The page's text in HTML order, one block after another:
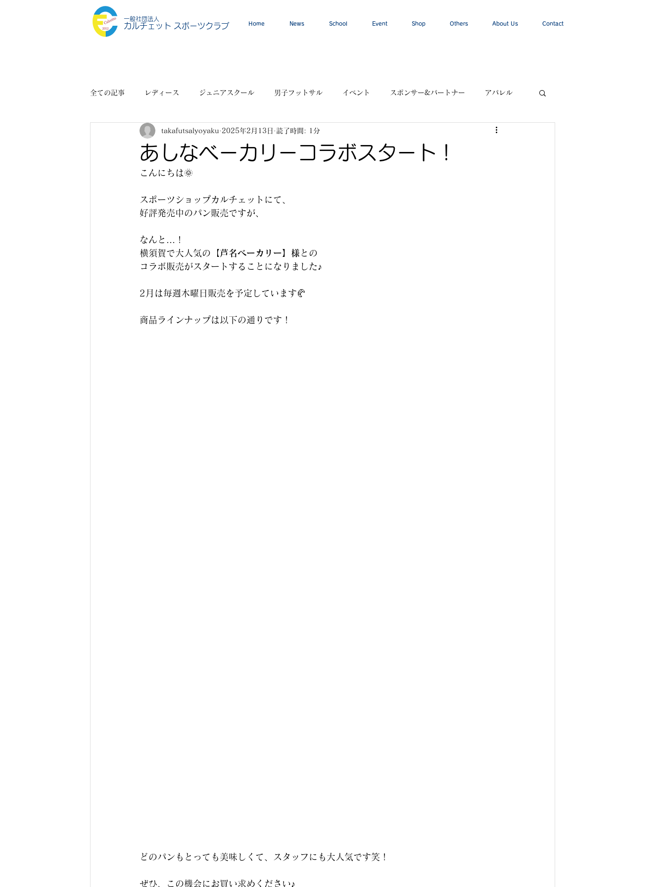
Home News School Event Shop Others About Us Contact
一般社団法人
カルチェット スポーツクラブ
全ての記事 レディース ジュニアスクール 男子フットサル イベント スポンサー&パートナー アパレル
スポーツショップ その他
あしなベーカリーコラボスタート！
takafutsalyoyaku 2025年2月13日 読了時間: 1分
こんにちは🌞
スポーツショップカルチェットにて、
好評発売中のパン販売ですが、
なんと…！
横須賀で大人気の【芦名ベーカリー】様 との
コラボ販売がスタートすることになりました♪
2月は毎週木曜日販売を予定しています🥐
商品ラインナップは以下の通りです！
どのパンもとっても美味しくて、スタッフにも大人気です笑！
ぜひ、この機会にお買い求めください♪